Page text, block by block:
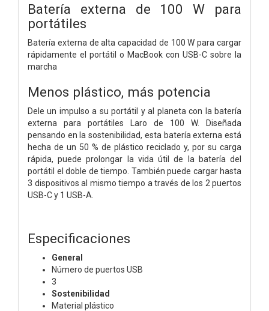
Batería externa de 100 W para
portátiles
Batería externa de alta capacidad de 100 W para cargar
rápidamente el portátil o MacBook con USB-C sobre la
marcha
Menos plástico, más potencia
Dele un impulso a su portátil y al planeta con la batería
externa para portátiles Laro de 100 W. Diseñada
pensando en la sostenibilidad, esta batería externa está
hecha de un 50 % de plástico reciclado y, por su carga
rápida, puede prolongar la vida útil de la batería del
portátil el doble de tiempo. También puede cargar hasta
3 dispositivos al mismo tiempo a través de los 2 puertos
USB-C y 1 USB-A.
Especificaciones
General
Número de puertos USB
3
Sostenibilidad
Material plástico